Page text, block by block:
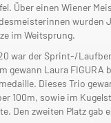
Über einen Wiener
wurden
im Weitsprung.
war der Sprint-/
gewann Laura
Dieses Trio
100m, sowie im
Den zweiten Platz gab